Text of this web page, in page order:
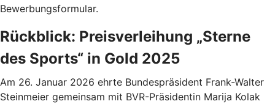
Bewerbungsformular.
Rückblick: Preisverleihung „Sterne
des Sports“ in Gold 2025
Am 26. Januar 2026 ehrte Bundespräsident Frank-Walter
Steinmeier gemeinsam mit BVR-Präsidentin Marija Kolak